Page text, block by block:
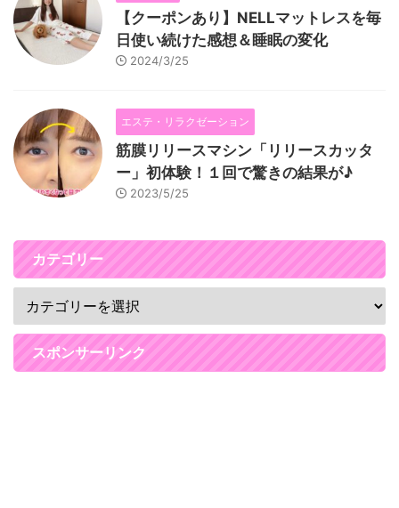
【クーポンあり】NELLマットレスを毎
日使い続けた感想＆睡眠の変化
2024/3/25
エステ・リラクゼーション
筋膜リリースマシン「リリースカッタ
ー」初体験！１回で驚きの結果が♪
2023/5/25
カテゴリー
スポンサーリンク